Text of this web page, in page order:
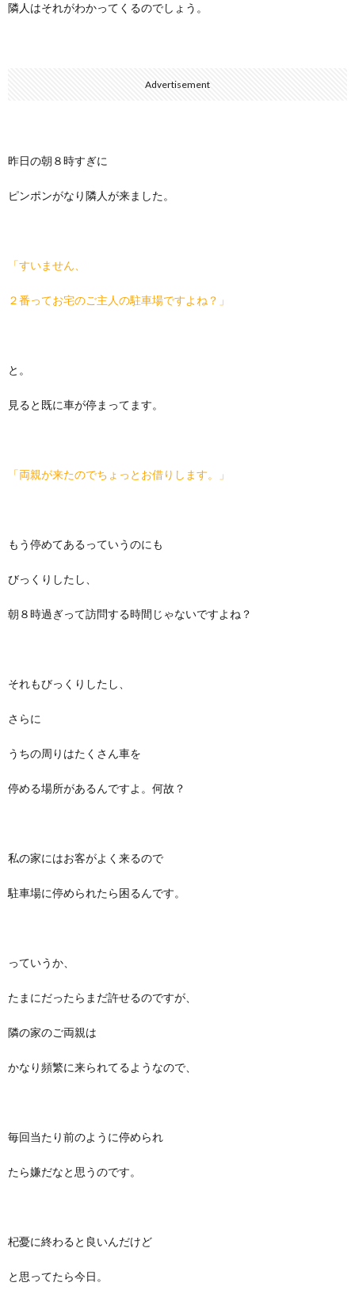
隣人はそれがわかってくるのでしょう。
Advertisement
昨日の朝８時すぎに
ピンポンがなり隣人が来ました。
「すいません、
２番ってお宅のご主人の駐車場ですよね？」
と。
見ると既に車が停まってます。
「両親が来たのでちょっとお借りします。」
もう停めてあるっていうのにも
びっくりしたし、
朝８時過ぎって訪問する時間じゃないですよね？
それもびっくりしたし、
さらに
うちの周りはたくさん車を
停める場所があるんですよ。何故？
私の家にはお客がよく来るので
駐車場に停められたら困るんです。
っていうか、
たまにだったらまだ許せるのですが、
隣の家のご両親は
かなり頻繁に来られてるようなので、
毎回当たり前のように停められ
たら嫌だなと思うのです。
杞憂に終わると良いんだけど
と思ってたら今日。